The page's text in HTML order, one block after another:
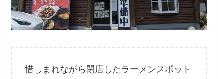
惜しまれながら閉店したラーメンスポット